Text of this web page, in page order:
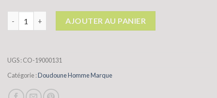
AJOUTER AU PANIER
UGS :CO-19000131
Catégorie :Doudoune Homme Marque